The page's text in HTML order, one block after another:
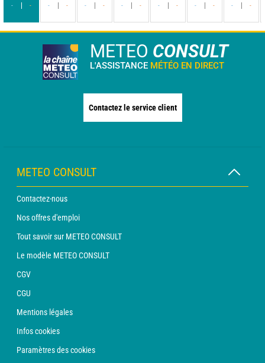
- - - - - - - - - - - - - -
METEO CONSULT
L'ASSISTANCE MÉTÉO EN DIRECT
Contactez le service client
METEO CONSULT
Contactez-nous
Nos offres d'emploi
Tout savoir sur METEO CONSULT
Le modèle METEO CONSULT
CGV
CGU
Mentions légales
Infos cookies
Paramètres des cookies